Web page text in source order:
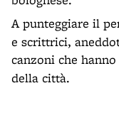
A punteggiare il
e scrittrici,
canzoni che
della città.